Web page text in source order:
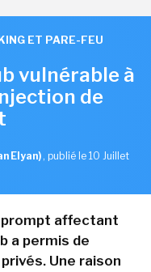
ET PARE-FEU
vulnérable à
de
Elyan) , publié le 10 Juillet
prompt affectant
a permis de
Une raison